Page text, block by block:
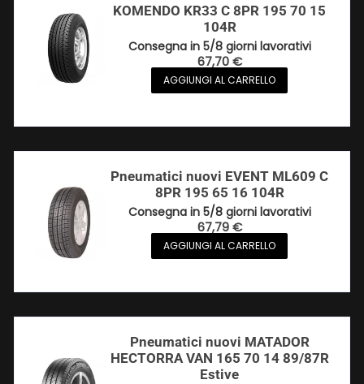
KOMENDO KR33 C 8PR 195 70 15
104R
Consegna in 5/8 giorni lavorativi
67,70€
AGGIUNGI AL CARRELLO
Pneumatici nuovi EVENT ML609 C
8PR 195 65 16 104R
Consegna in 5/8 giorni lavorativi
67,79€
AGGIUNGI AL CARRELLO
Pneumatici nuovi MATADOR
HECTORRA VAN 165 70 14 89/87R
Estive